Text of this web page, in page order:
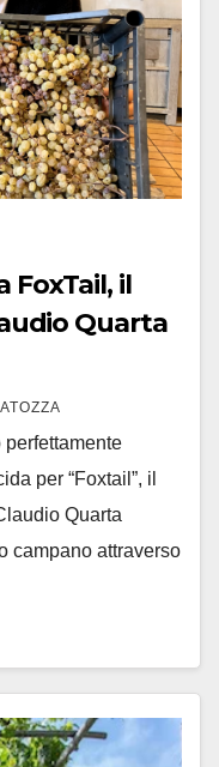
FoxTail, il
Quarta
per “Foxtail”, il
Quarta
campano attraverso